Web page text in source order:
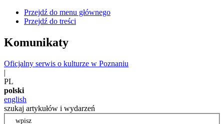
Przejdź do menu głównego
Przejdź do treści
Komunikaty
Oficjalny serwis o kulturze w Poznaniu
|
PL
polski
english
szukaj artykułów i wydarzeń
wpisz